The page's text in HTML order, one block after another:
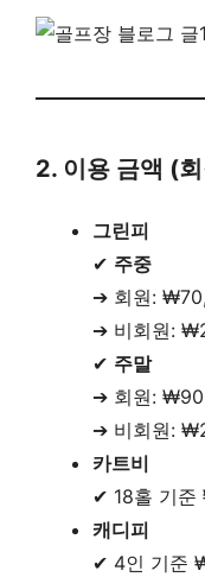
2. 이용 금액 (
그린피
✔ 주중
➔ 회원:
➔ 비회원:
✔ 주말
➔ 회원:
➔ 비회원:
카트비
✔ 18홀 기
캐디피
✔ 4인 기준